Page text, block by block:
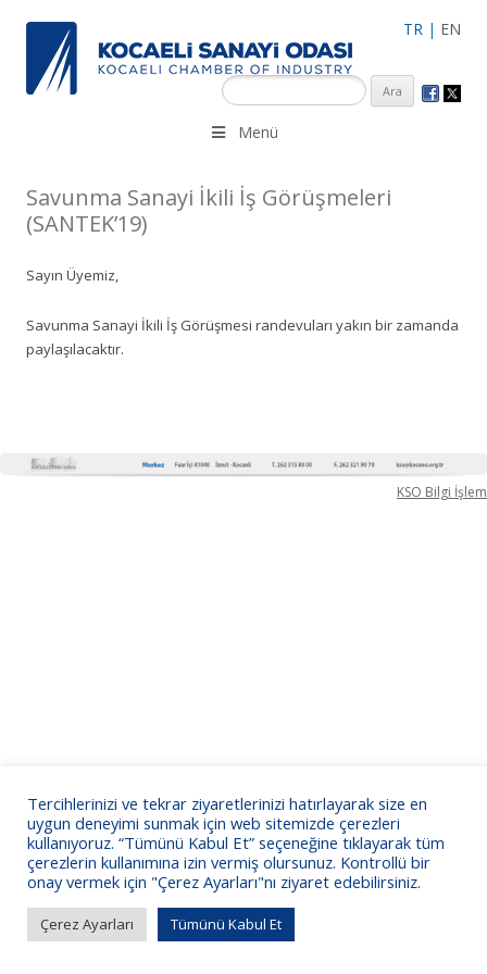
TR | EN
KSO 3500’ü aşkın sanayi kuruluşuna uzman çalışanları ile İzmit
Merkez, Çayırova, Dilovası, Gebze ve İMES OSB’deki ofisleri ile
Menü
Savunma Sanayi İkili İş Görüşmeleri
(SANTEK’19)
Sayın Üyemiz,
Savunma Sanayi İkili İş Görüşmesi randevuları yakın bir zamanda
paylaşılacaktır.
KSO Bilgi İşlem
Tercihlerinizi ve tekrar ziyaretlerinizi hatırlayarak size en
uygun deneyimi sunmak için web sitemizde çerezleri
kullanıyoruz. “Tümünü Kabul Et” seçeneğine tıklayarak tüm
çerezlerin kullanımına izin vermiş olursunuz. Kontrollü bir
onay vermek için "Çerez Ayarları"nı ziyaret edebilirsiniz.
Çerez Ayarları Tümünü Kabul Et